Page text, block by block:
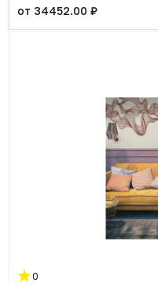
от 34452.00 ₽
0